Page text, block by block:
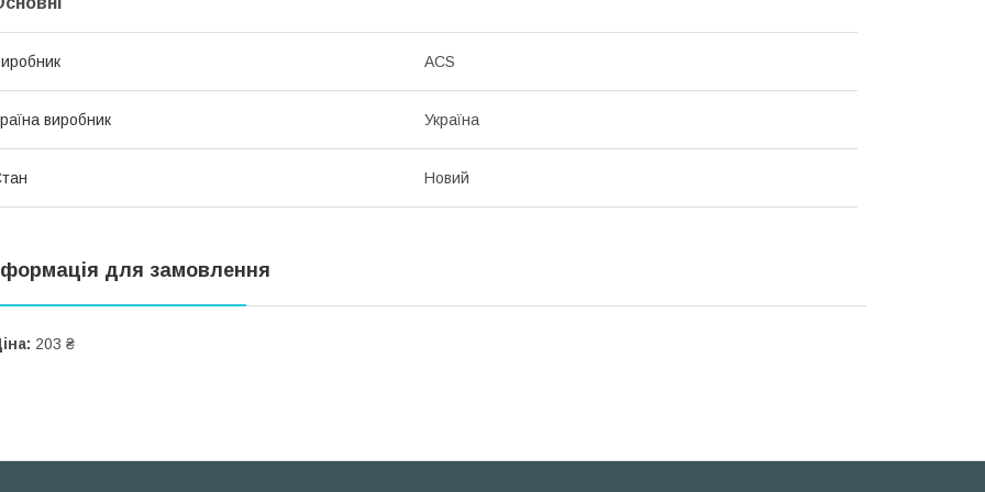
ACS
виробник Україна
Новий
для замовлення
203 ₴